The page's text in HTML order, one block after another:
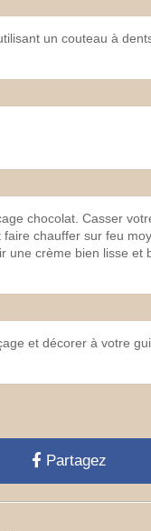
un couteau à
chocolat. Casser
chauffer sur feu
une crème bien lisse et
et décorer à votre
Partagez